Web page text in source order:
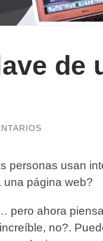
de
personas usan
una página web?
pero ahora
no?.